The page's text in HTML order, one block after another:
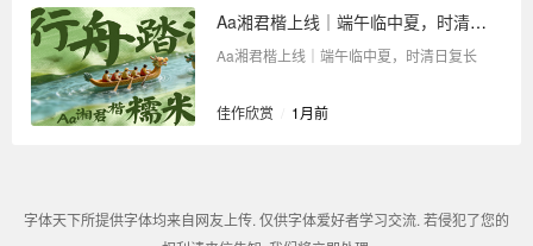
Aa湘君楷上线｜端午临中夏，时清日复长
Aa湘君楷上线｜端午临中夏，时清日复长
佳作欣赏 1月前
字体天下所提供字体均来自网友上传. 仅供字体爱好者学习交流. 若侵犯了您的